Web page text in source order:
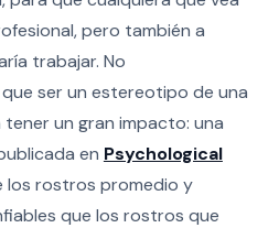
pero también a
trabajar. No
ser un estereotipo de una
un gran impacto: una
en Psychological
los rostros promedio y
que los rostros que